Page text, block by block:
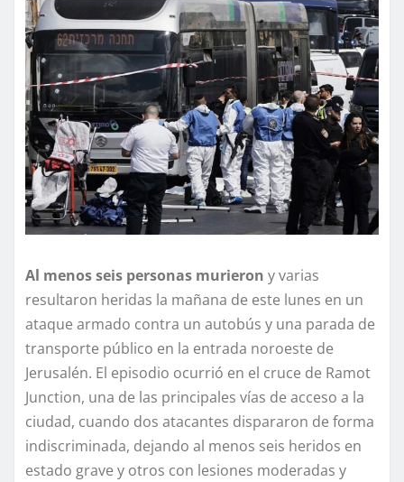
Al menos seis personas murieron y varias
resultaron heridas la mañana de este lunes en un
ataque armado contra un autobús y una parada de
transporte público en la entrada noroeste de
Jerusalén. El episodio ocurrió en el cruce de Ramot
Junction, una de las principales vías de acceso a la
ciudad, cuando dos atacantes dispararon de forma
indiscriminada, dejando al menos seis heridos en
estado grave y otros con lesiones moderadas y